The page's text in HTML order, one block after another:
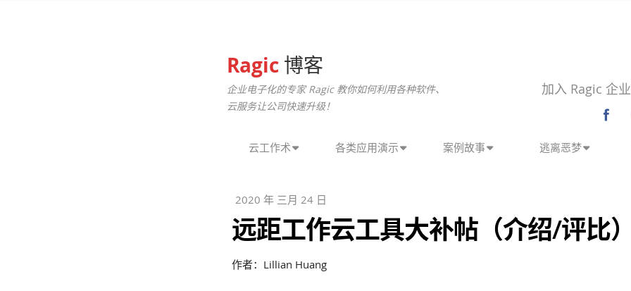
Ragic 博客
企业电子化的专家 Ragic 教你如何利用各种软件、
云服务让公司快速升级！
加入 Ragic 企
云工作术 各类应用演示 案例故事 逃离恶梦
2020 年 三月 24 日
远距工作云工具大补帖（介绍/评比）
作者：Lillian Huang